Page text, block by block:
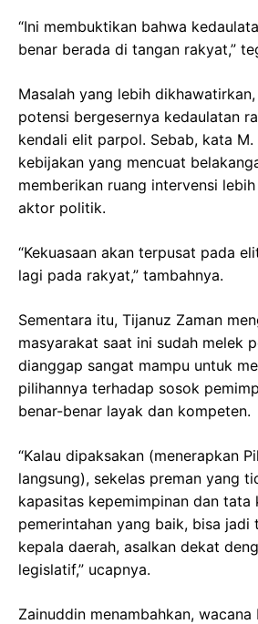
“Ini membuktikan bahwa
benar berada di tangan rakyat,”
Masalah yang lebih
potensi bergesernya kedaulatan
kendali elit parpol. Sebab, kata M.
kebijakan yang mencuat
memberikan ruang intervensi
aktor politik.
“Kekuasaan akan terpusat pada
lagi pada rakyat,” tambahnya.
Sementara itu, Tijanuz Zaman
masyarakat saat ini sudah melek
dianggap sangat mampu untuk
pilihannya terhadap sosok
benar-benar layak dan kompeten.
“Kalau dipaksakan (menerapkan
langsung), sekelas preman yang
kapasitas kepemimpinan dan tata
pemerintahan yang baik, bisa jadi
kepala daerah, asalkan dekat
legislatif,” ucapnya.
Zainuddin menambahkan,